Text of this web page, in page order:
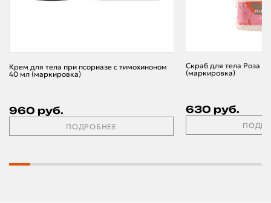
Крем для тела при псориазе с тимохиноном
40 мл (маркировка)
960 руб.
ПОДРОБНЕЕ
Скраб для тела Роза и
(маркировка)
630 руб.